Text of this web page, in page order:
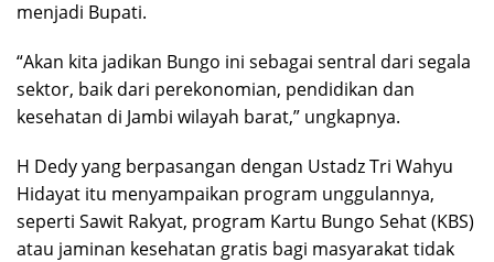
menjadi Bupati.
“Akan kita jadikan Bungo ini sebagai sentral dari segala
sektor, baik dari perekonomian, pendidikan dan
kesehatan di Jambi wilayah barat,” ungkapnya.
H Dedy yang berpasangan dengan Ustadz Tri Wahyu
Hidayat itu menyampaikan program unggulannya,
seperti Sawit Rakyat, program Kartu Bungo Sehat (KBS)
atau jaminan kesehatan gratis bagi masyarakat tidak